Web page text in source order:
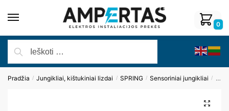
0
Pradžia / Jungikliai, kištukiniai lizdai / SPRING / Sensoriniai jungikliai /